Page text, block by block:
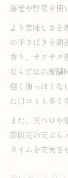
海老や野菜を使
より美味しさを
の手さばきを間
香り、サクサク
ならではの醍醐
軽く油っぽくな
た口コミも多く
また、天つゆ
節限定の天ぷら
タイムを充実さ